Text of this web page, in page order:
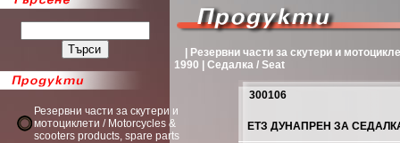
Резервни части за скутери и
мотоциклети / Motorcycles &
scooters products, spare parts
| Резервни части за скутери и
1990 | Седалка / Seat
300106
ЕТЗ ДУНАПРЕН ЗА СЕДАЛКА